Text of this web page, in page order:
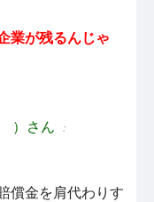
業が残るんじゃ
）さん ：
償金を肩代わりす